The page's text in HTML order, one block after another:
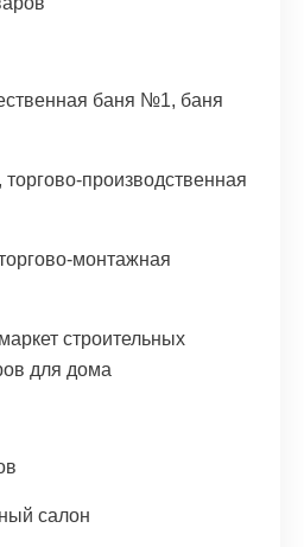
баня №1, баня
производственная
монтажная
строительных
для дома
салон